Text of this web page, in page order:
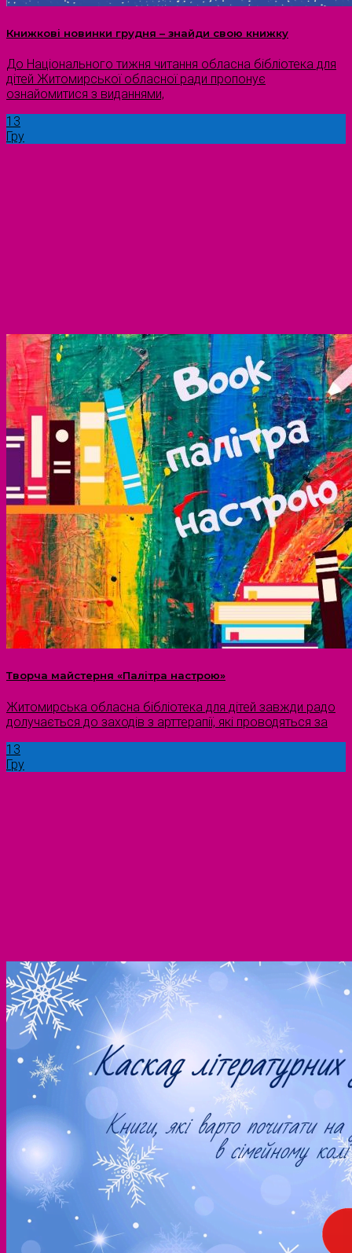
Книжкові новинки грудня – знайди свою книжку
До Національного тижня читання обласна бібліотека для
дітей Житомирської обласної ради пропонує
ознайомитися з виданнями,
13
Гру
Творча майстерня «Палітра настрою»
Житомирська обласна бібліотека для дітей завжди радо
долучається до заходів з арттерапії, які проводяться за
13
Гру